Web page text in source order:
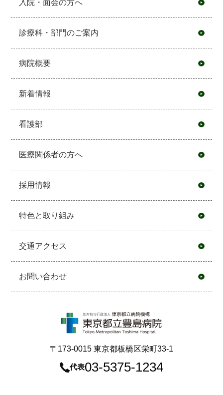
入院・面会の方へ
診療科・部門のご案内
病院概要
新着情報
看護部
医療関係者の方へ
採用情報
特色と取り組み
交通アクセス
お問い合わせ
〒173-0015 東京都板橋区栄町33-1
代表03-5375-1234